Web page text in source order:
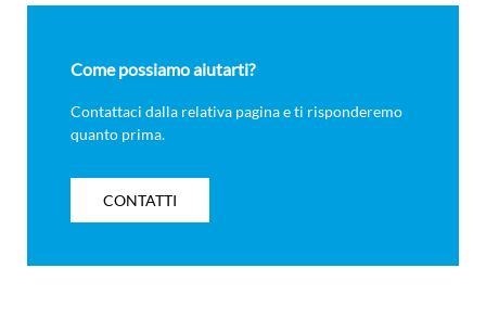
Come possiamo aiutarti?
Contattaci dalla relativa pagina e ti risponderemo
quanto prima.
CONTATTI